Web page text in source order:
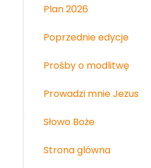
Plan 2026
Poprzednie edycje
Prośby o modlitwę
Prowadzi mnie Jezus
Słowo Boże
Strona glówna